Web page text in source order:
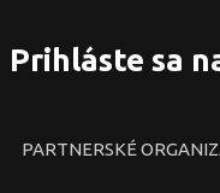
Prihláste sa
PARTNERSKÉ